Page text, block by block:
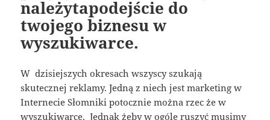
należytapodejście do
twojego biznesu w
wyszukiwarce.
W dzisiejszych okresach wszyscy szukają
skutecznej reklamy. Jedną z niech jest marketing w
Internecie Słomniki potocznie można rzec że w
wyszukiwarce. Jednak żeby w ogóle ruszyć musimy